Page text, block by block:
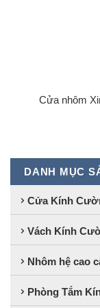
DANH MỤC
Cửa Kính
Vách Kính
Nhôm hệ cao
Phòng Tắm
Cửa nhôm